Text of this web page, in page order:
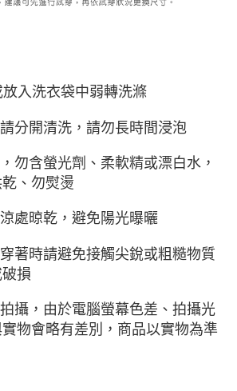
入洗衣袋中弱轉洗滌
分開清洗，請勿長時間浸泡
勿含螢光劑、柔軟精或漂白水，
、勿熨燙
處晾乾，避免陽光曝曬
著時請避免接觸尖銳或粗糙物質
損
攝，由於電腦螢幕色差、拍攝光
物會略有差別，商品以實物為準